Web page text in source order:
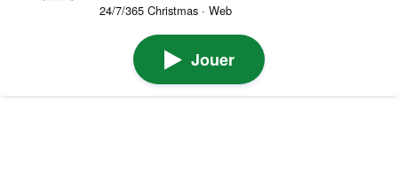
24/7/365 Christmas · Web
Jouer